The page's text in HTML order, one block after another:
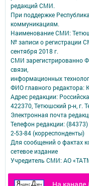
редакций СМИ.
При поддержке
коммуникациям.
Наименование СМИ:
№ записи о регистрации
сентября 2018 г.
СМИ зарегистрированно
связи,
информационных
ФИО главного редактора:
Адрес редакции:
422370, Тетюшский р-н, г.
Электронная почта
Телефон редакции:
2-53-84 (корреспонденты)
Для сообщений о фактах
сетевое издание
Учредитель СМИ: АО
Антикоррупционная